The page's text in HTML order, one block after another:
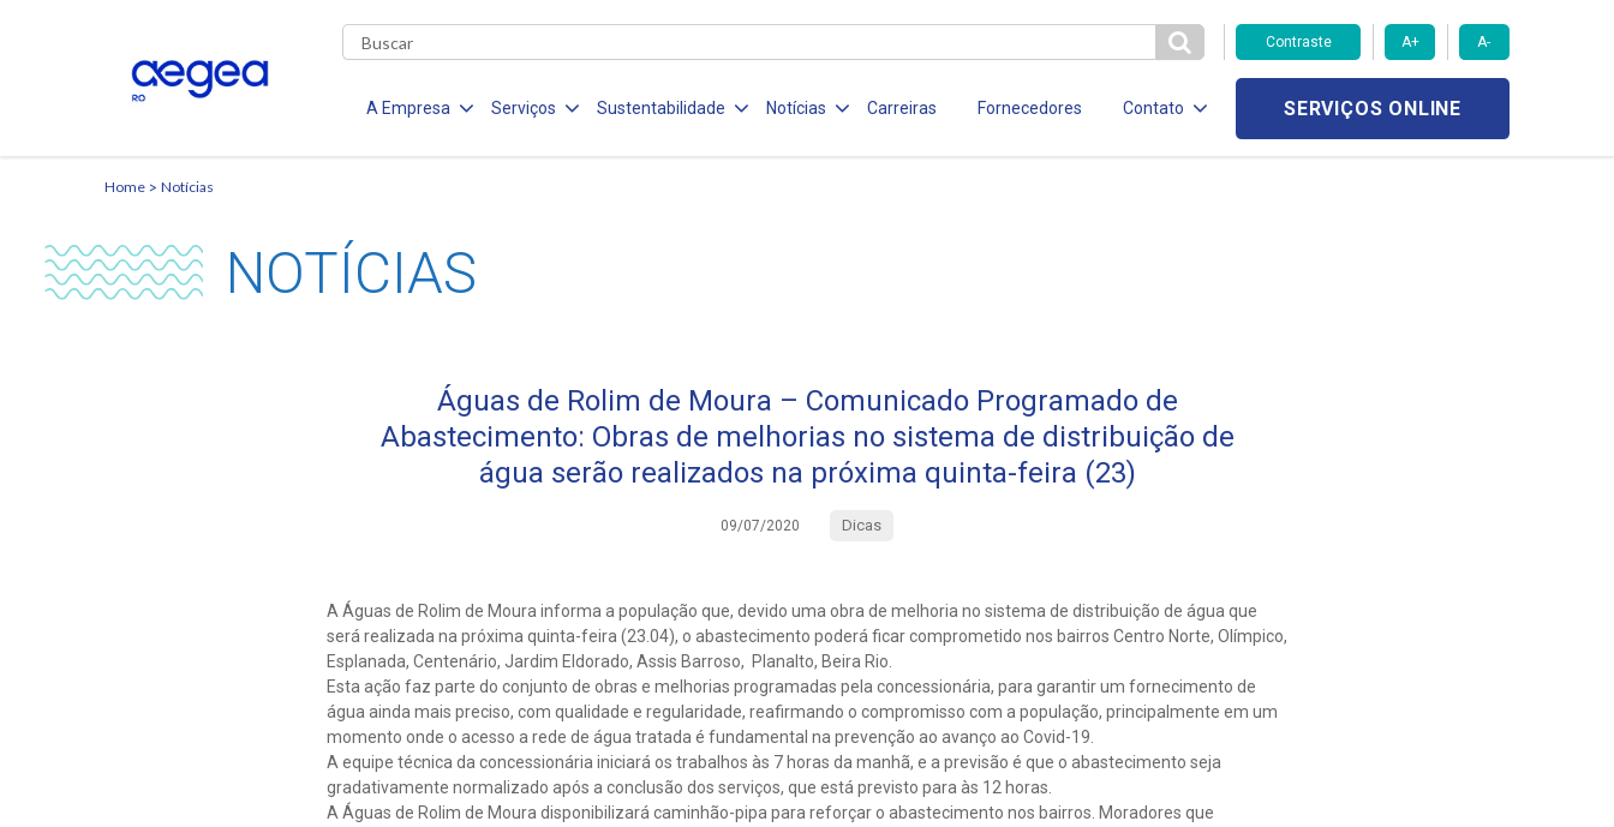
Contraste A+ A-
A Empresa Serviços Sustentabilidade Notícias Carreiras Fornecedores Contato SERVIÇOS ONLINE
Home Notícias
NOTÍCIAS
Águas de Rolim de Moura – Comunicado Programado de
Abastecimento: Obras de melhorias no sistema de distribuição de
água serão realizados na próxima quinta-feira (23)
09/07/2020 Dicas
A Águas de Rolim de Moura informa a população que, devido uma obra de melhoria no sistema de distribuição de água que
será realizada na próxima quinta-feira (23.04), o abastecimento poderá ficar comprometido nos bairros Centro Norte, Olímpico,
Esplanada, Centenário, Jardim Eldorado, Assis Barroso, Planalto, Beira Rio.
Esta ação faz parte do conjunto de obras e melhorias programadas pela concessionária, para garantir um fornecimento de
água ainda mais preciso, com qualidade e regularidade, reafirmando o compromisso com a população, principalmente em um
momento onde o acesso a rede de água tratada é fundamental na prevenção ao avanço ao Covid-19.
A equipe técnica da concessionária iniciará os trabalhos às 7 horas da manhã, e a previsão é que o abastecimento seja
gradativamente normalizado após a conclusão dos serviços, que está previsto para às 12 horas.
A Águas de Rolim de Moura disponibilizará caminhão-pipa para reforçar o abastecimento nos bairros. Moradores que